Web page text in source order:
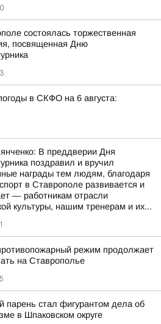
состоялась торжественная
посвященная Дню
в СКФО на 6 августа:
В преддверии Дня
поздравил и вручил
награды тем людям, благодаря
в Ставрополе развивается и
— работникам отрасли
культуры, нашим тренерам и их...
режим продолжает
на Ставрополье
парень стал фигурантом дела об
в Шпаковском округе